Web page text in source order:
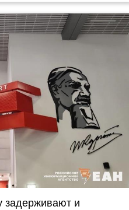
задерживают и